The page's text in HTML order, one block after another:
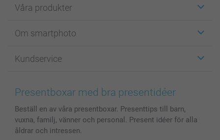
Våra produkter
Fotokort
Fotoböcker
Bilder, Fotoförstoring & Fotohäften
MyNameBook
Fotoalmanackor & Fotoagenda
Om smartphoto
För affiliates
Cookie Policy
Villkor och garantier
Investor Relations
Kundservice
smartgaranti
Priser & betalning
Status på beställningar
Presentboxar med bra presentidéer
Beställ en av våra presentboxar. Presenttips till barn,
vuxna, familj, vänner och personal. Present idéer för alla
åldrar och intressen.